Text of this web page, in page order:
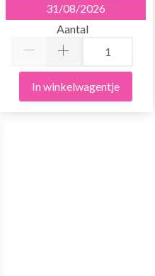
31/08/2026
Aantal
In winkelwagentje